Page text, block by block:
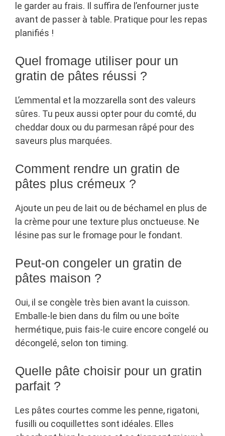
le garder au frais. Il suffira de l’enfourner juste
avant de passer à table. Pratique pour les repas
planifiés !
Quel fromage utiliser pour un
gratin de pâtes réussi ?
L’emmental et la mozzarella sont des valeurs
sûres. Tu peux aussi opter pour du comté, du
cheddar doux ou du parmesan râpé pour des
saveurs plus marquées.
Comment rendre un gratin de
pâtes plus crémeux ?
Ajoute un peu de lait ou de béchamel en plus de
la crème pour une texture plus onctueuse. Ne
lésine pas sur le fromage pour le fondant.
Peut-on congeler un gratin de
pâtes maison ?
Oui, il se congèle très bien avant la cuisson.
Emballe-le bien dans du film ou une boîte
hermétique, puis fais-le cuire encore congelé ou
décongelé, selon ton timing.
Quelle pâte choisir pour un gratin
parfait ?
Les pâtes courtes comme les penne, rigatoni,
fusilli ou coquillettes sont idéales. Elles